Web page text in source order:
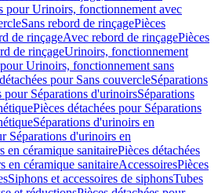
pour Urinoirs, fonctionnement avec
Sans rebord de rinçagePièces
de rinçageAvec rebord de rinçagePièces
de rinçageUrinoirs, fonctionnement
Urinoirs, fonctionnement sans
pour Sans couvercleSéparations
pour Séparations d'urinoirsSéparations
Pièces détachées pour Séparations
Séparations d'urinoirs en
Séparations d'urinoirs en
en céramique sanitairePièces détachées
en céramique sanitaireAccessoiresPièces
Siphons et accessoires de siphonsTubes